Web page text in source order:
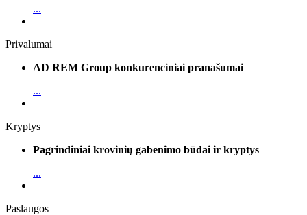
...
Privalumai
AD REM Group konkurenciniai pranašumai
...
Kryptys
Pagrindiniai krovinių gabenimo būdai ir kryptys
...
Paslaugos